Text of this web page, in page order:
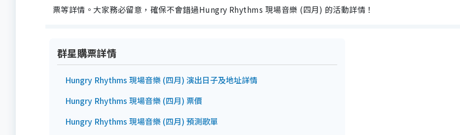
票等詳情。大家務必留意，確保不會錯過Hungry Rhythms 現場音樂 (四月) 的活動詳情！
群星購票詳情
Hungry Rhythms 現場音樂 (四月) 演出日子及地址詳情
Hungry Rhythms 現場音樂 (四月) 票價
Hungry Rhythms 現場音樂 (四月) 預測歌單